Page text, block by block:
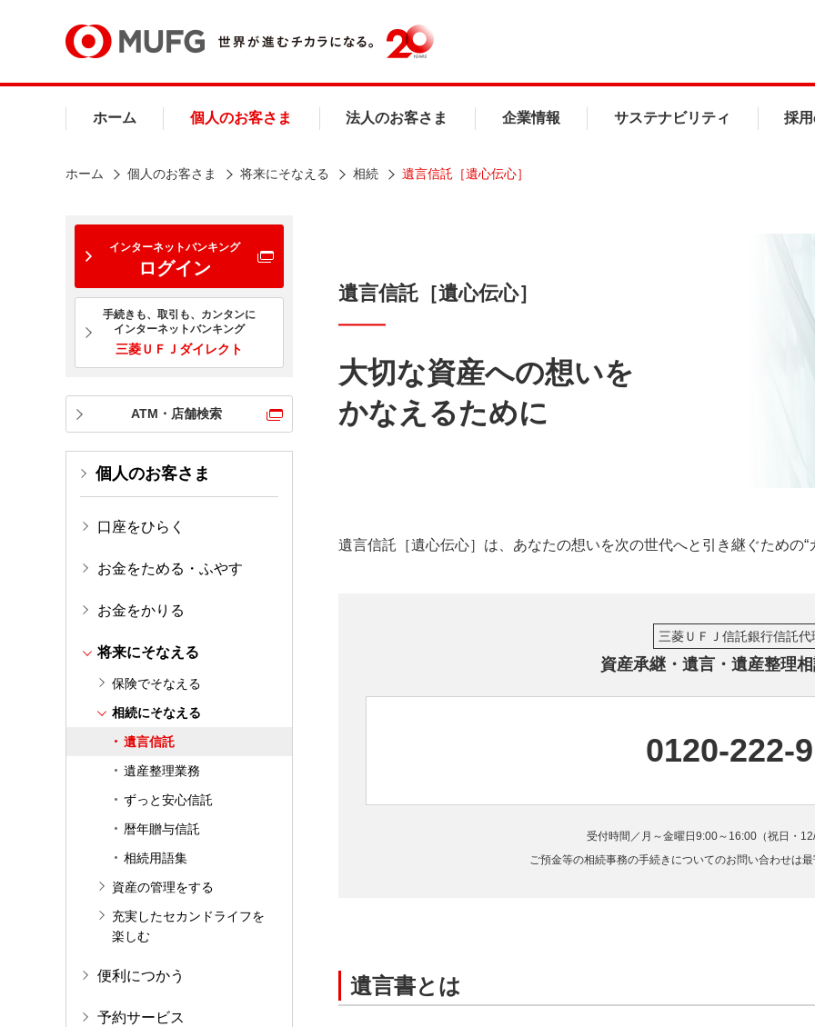
ホーム 個人のお客さま 法人のお客さま 企業情報 サステナビリティ 採
ホーム 個人のお客さま 将来にそなえる 相続 遺言信託［遺心伝心］
インターネットバンキング
ログイン
手続きも、取引も、カンタンに
インターネットバンキング
三菱ＵＦＪダイレクト
ATM・店舗検索
個人のお客さま
口座をひらく
お金をためる・ふやす
お金をかりる
将来にそなえる
保険でそなえる
相続にそなえる
遺言信託
遺産整理業務
ずっと安心信託
暦年贈与信託
相続用語集
資産の管理をする
充実したセカンドライフを
楽しむ
便利につかう
予約サービス
遺言信託［遺心伝心］
大切な資産への想いを
かなえるために
遺言信託［遺心伝心］は、あなたの想いを次の世代へと引き継ぐための
三菱ＵＦＪ信託銀行信託代
資産承継・遺言・遺産整理
0120-222-
受付時間／月～金曜日9:00～16:00（祝日・
ご預金等の相続事務の手続きについてのお問い合わせは
遺言書とは